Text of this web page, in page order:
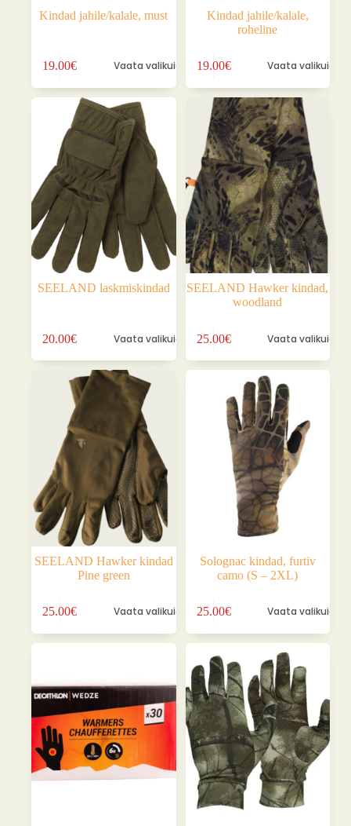
Kindad jahile/kalale, must
19.00€ Vaata valikuid
tootel
mitu
tootelehel.
Kindad jahile/kalale,
roheline
19.00€ Vaata valikuid
tootel
on
mitu
varianti.
Valikuid
tootelehel.
SEELAND laskmiskindad
20.00€ Vaata valikuid
tootel
tootelehel.
SEELAND Hawker kindad,
woodland
25.00€ Vaata valikuid
tootel
on
mitu
SEELAND Hawker kindad
Pine green
25.00€ Vaata valikuid
tootel
mitu
saab
teha
tootelehel.
Solognac kindad, furtiv
camo (S – 2XL)
25.00€ Vaata valikuid
tootel
on
mitu
varianti.
Valikuid
saab
teha
tootelehel.